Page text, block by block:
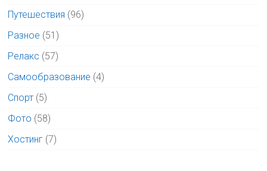
Путешествия (96)
Разное (51)
Релакс (57)
Самообразование (4)
Спорт (5)
Фото (58)
Хостинг (7)